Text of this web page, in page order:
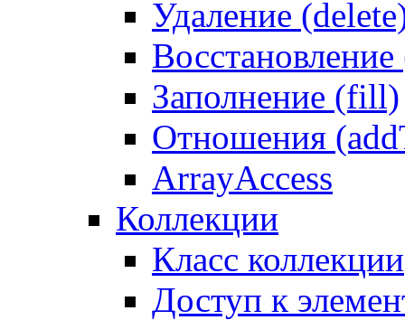
Удаление
Заполнение (fill)
Отношения
ArrayAccess
Коллекции
Класс коллекции
Доступ к